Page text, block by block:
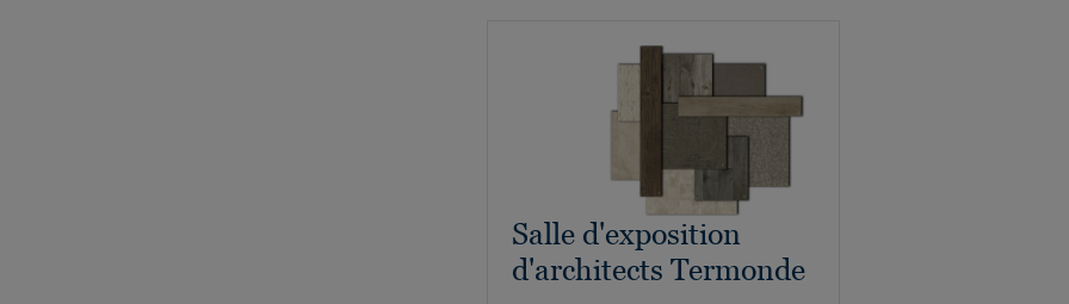
Salle d'exposition
d'architects Termonde